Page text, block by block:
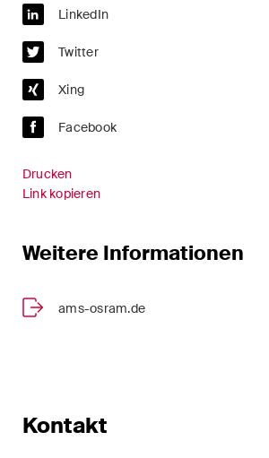
LinkedIn
Twitter
Xing
Facebook
Drucken
Link kopieren
Weitere Informationen
ams-osram.de
Kontakt
Insolvenz
Versicherungsrecht
öffentliche Beschaffungen
Publikationen